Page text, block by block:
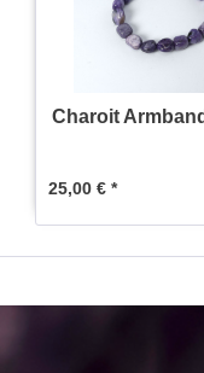
Charoit
25,00 € *